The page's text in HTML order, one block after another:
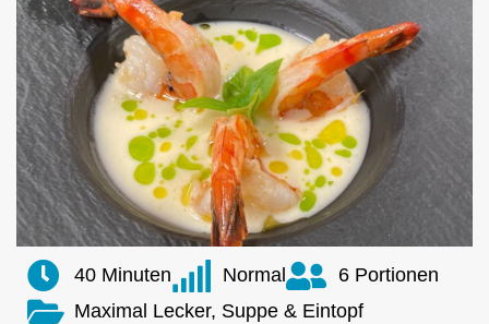
40 Minuten Normal
6 Portionen
Maximal Lecker, Suppe & Eintopf